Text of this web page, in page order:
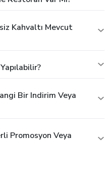
Kahvaltı Mevcut
Bir Indirim Veya
Promosyon Veya